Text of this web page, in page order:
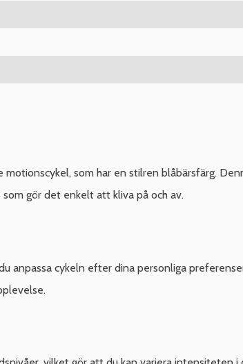
som har en stilren blåbärsfärg.
gör det enkelt att kliva på och av.
anpassa cykeln efter dina personliga